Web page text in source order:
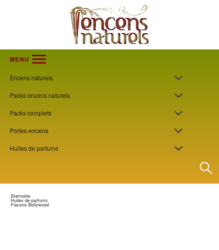
MENU
Encens naturels
Packs encens naturels
Packs complets
Portes-encens
Huiles de parfums
Startseite
Huiles de parfums
Flacons Bollywood